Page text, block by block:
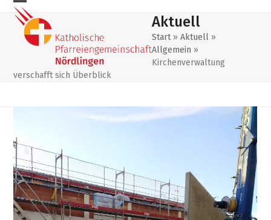
Skip
content
Mobiles
Menu
Mobiles
Menu
schließen
Aktuell
Start»Aktuell »
Allgemein »
Kirchenverwaltung
verschafft sich Überblick